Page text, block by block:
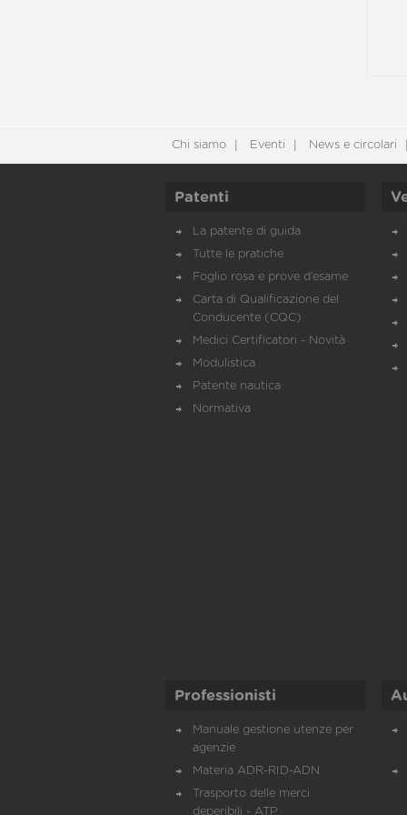
Chi siamo Eventi News e circolari
Patenti
La patente di guida
Tutte le pratiche
Foglio rosa e prove d’esame
Carta di Qualificazione del
Conducente (CQC)
Medici Certificatori - Novità
Modulistica
Patente nautica
Normativa
Professionisti
Manuale gestione utenze per
agenzie
Materia ADR-RID-ADN
Trasporto delle merci
deperibili - ATP